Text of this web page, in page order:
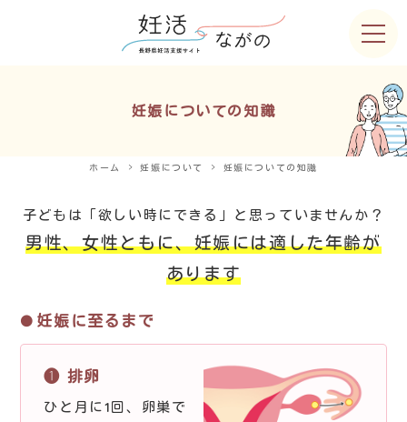
妊娠についての知識
ホーム 妊娠について 妊娠についての知識
子どもは「欲しい時にできる」と思っていませんか？
男性、女性ともに、妊娠には適した年齢が
あります
妊娠に至るまで
❶ 排卵
ひと月に1回、卵巣で